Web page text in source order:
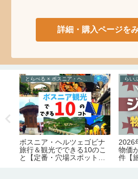
詳細・購入ページを
とらべる × ボスニア・ヘルツェゴビナ
ボスニア・ヘルツェゴビナ
旅行＆観光でできる10のこ
と【定番・穴場スポット制
らい
2026
物価
件【